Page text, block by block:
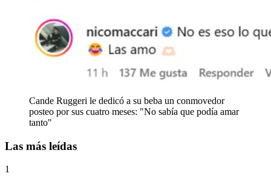
Cande Ruggeri le dedicó a su beba un conmovedor
posteo por sus cuatro meses: "No sabía que podía amar
tanto"
Las más leídas
1